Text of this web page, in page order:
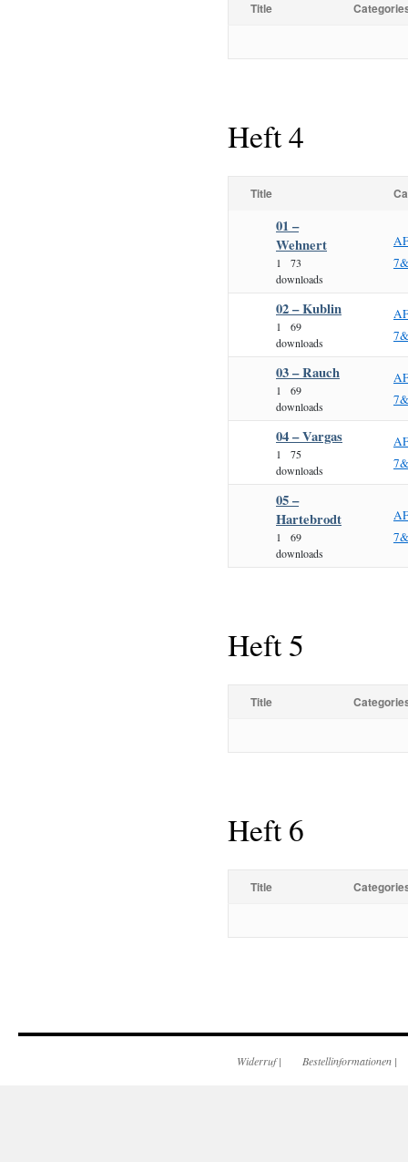
Title
Heft 4
Title
01 –
Wehnert
1
73
downloads
02 – Kublin
1
69
downloads
03 – Rauch
1
69
downloads
04 – Vargas
1
75
downloads
05 –
Hartebrodt
1
69
downloads
Heft 5
Title
Heft 6
Title
Widerruf| Bestellinformationen |